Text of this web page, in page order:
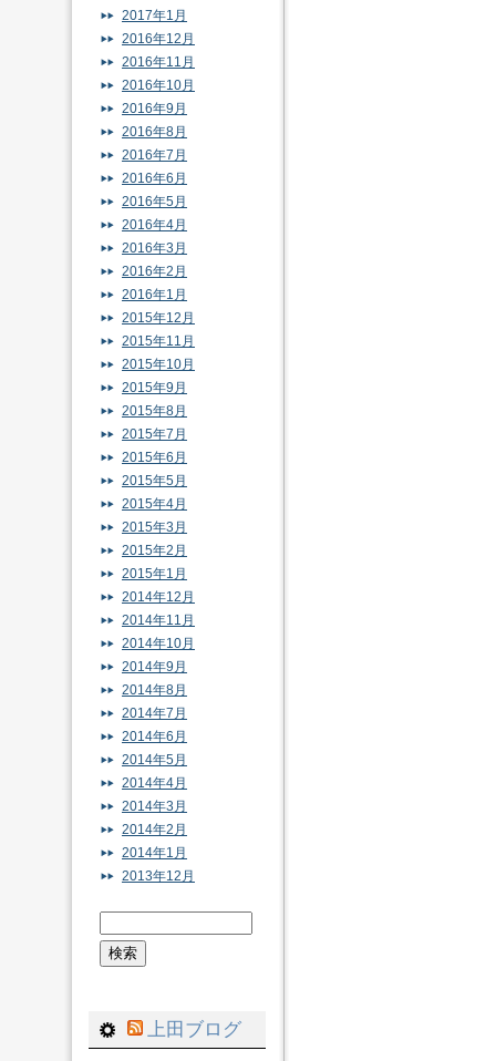
2017年1月
2016年12月
2016年11月
2016年10月
2016年9月
2016年8月
2016年7月
2016年6月
2016年5月
2016年4月
2016年3月
2016年2月
2016年1月
2015年12月
2015年11月
2015年10月
2015年9月
2015年8月
2015年7月
2015年6月
2015年5月
2015年4月
2015年3月
2015年2月
2015年1月
2014年12月
2014年11月
2014年10月
2014年9月
2014年8月
2014年7月
2014年6月
2014年5月
2014年4月
2014年3月
2014年2月
2014年1月
2013年12月
上田ブログ